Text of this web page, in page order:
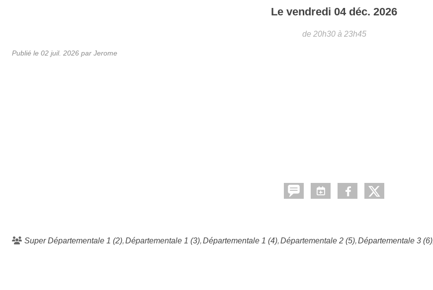
Le vendredi 04 déc. 2026
de 20h30 à 23h45
Publié le 02 juil. 2026 par Jerome
Super Départementale 1 (2) Départementale 1 (3) Départementale 1 (4) Départementale 2 (5) Départementale 3 (6)